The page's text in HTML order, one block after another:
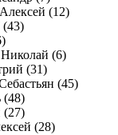
(12)
(6)
(31)
(45)
(48)
(27)
(28)